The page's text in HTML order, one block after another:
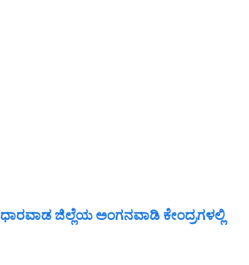
ಧಾರವಾಡ ಜಿಲ್ಲೆಯ ಅಂಗನವಾಡಿ ಕೇಂದ್ರಗಳಲ್ಲಿ